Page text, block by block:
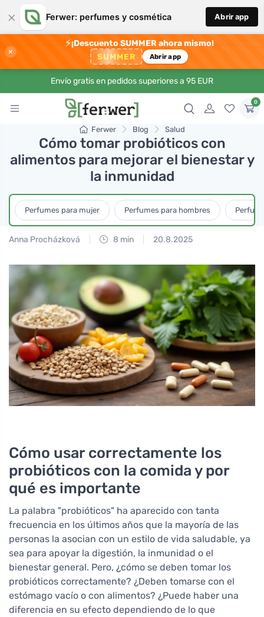
× Ferwer: perfumes y cosmética Abrir app
×
⚡¡Descuento SUMMER ahora mismo!
SUMMER Abrir app
Envío gratis en pedidos superiores a 95 EUR
0
Ferwer Blog Salud
Cómo tomar probióticos con
alimentos para mejorar el bienestar y
la inmunidad
Perfumes para mujer Perfumes para hombres
Anna Procházková 8 min 20.8.2025
Cómo usar correctamente los
probióticos con la comida y por
qué es importante
La palabra "probióticos" ha aparecido con tanta
frecuencia en los últimos años que la mayoría de las
personas la asocian con un estilo de vida saludable, ya
sea para apoyar la digestión, la inmunidad o el
bienestar general. Pero, ¿cómo se deben tomar los
probióticos correctamente? ¿Deben tomarse con el
estómago vacío o con alimentos? ¿Puede haber una
diferencia en su efecto dependiendo de lo que